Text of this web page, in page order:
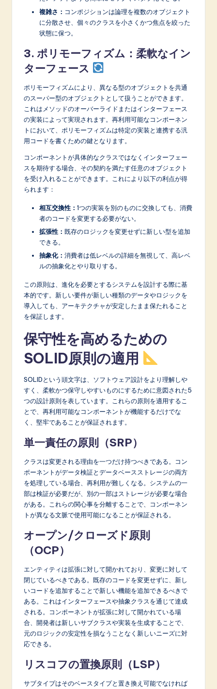
複雑さ： コンポジションは論理を複数のオブジェクト
に分散させ、個々のクラスを小さくかつ焦点を絞った
状態に保つ。
3. ポリモーフィズム：柔軟なイン
ターフェース
ポリモーフィズムにより、異なる型のオブジェクトを共通
のスーパー型のオブジェクトとして扱うことができます。
これはメソッドのオーバーライドまたはインターフェース
の実装によって実現されます。再利用可能なコンポーネン
トにおいて、ポリモーフィズムは特定の実装と連携する汎
用コードを書くための鍵となります。
コンポーネントが具体的なクラスではなくインターフェー
スを期待する場合、その契約を満たす任意のオブジェクト
を受け入れることができます。これにより以下の利点が得
られます：
相互交換性： 1つの実装を別のものに交換しても、消費
者のコードを変更する必要がない。
拡張性： 既存のロジックを変更せずに新しい型を追加
できる。
抽象化： 消費者は低レベルの詳細を無視して、高レベ
ルの抽象化とやり取りする。
この原則は、進化を必要とするシステムを設計する際に基
本的です。新しい要件が新しい種類のデータやロジックを
導入しても、アーキテクチャが安定したまま保たれること
を保証します。
保守性を高めるための
SOLID原則の適用
SOLIDという頭文字は、ソフトウェア設計をより理解しや
すく、柔軟かつ保守しやすいものにするために意図された5
つの設計原則を表しています。これらの原則を適用するこ
とで、再利用可能なコンポーネントが機能するだけでな
く、堅牢であることが保証されます。
単一責任の原則（SRP）
クラスは変更される理由を一つだけ持つべきである。コン
ポーネントがデータ検証とデータベースストレージの両方
を処理している場合、再利用が難しくなる。システムの一
部は検証が必要だが、別の一部はストレージが必要な場合
がある。これらの関心事を分離することで、コンポーネン
トが異なる文脈で使用可能になることが保証される。
オープン/クローズド原則
（OCP）
エンティティは拡張に対して開かれており、変更に対して
閉じているべきである。既存のコードを変更せずに、新し
いコードを追加することで新しい機能を追加できるべきで
ある。これはインターフェースや抽象クラスを通じて達成
される。コンポーネントが拡張に対して開かれている場
合、開発者は新しいサブクラスや実装を生成することで、
元のロジックの安定性を損なうことなく新しいニーズに対
応できる。
リスコフの置換原則（LSP）
サブタイプはそのベースタイプと置き換え可能でなければ